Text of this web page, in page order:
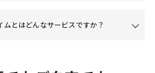
ムとはどんなサービスですか？